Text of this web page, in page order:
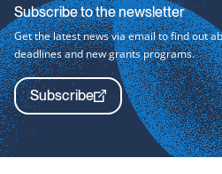
Facebook-
svg
Instagram-
svg
LinkedIn-
svg
bluesky-
svg
Subscribe to the newsletter
Get the latest news via email to find out
deadlines and new grants programs.
Subscribe